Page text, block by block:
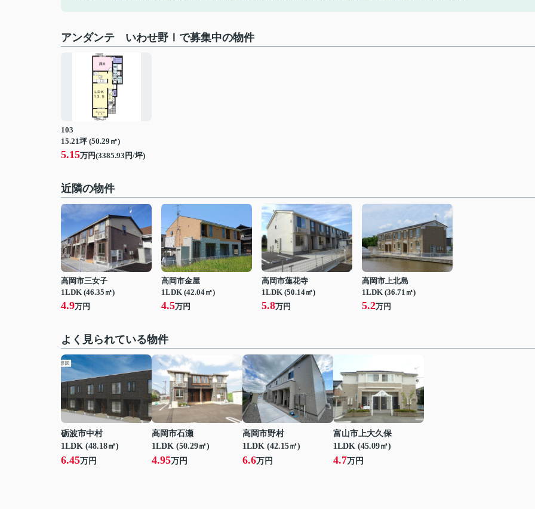
アンダンテ いわせ野Ⅰで募集中の物件
103
15.21坪 (50.29㎡)
5.15万円(3385.93円/坪)
近隣の物件
高岡市三女子
1LDK (46.35㎡)
4.9万円
高岡市金屋
1LDK (42.04㎡)
4.5万円
高岡市蓮花寺
1LDK (50.14㎡)
5.8万円
高岡市上北島
1LDK (36.71㎡)
5.2万円
よく見られている物件
砺波市中村
1LDK (48.18㎡)
6.45万円
高岡市石瀬
1LDK (50.29㎡)
4.95万円
高岡市野村
1LDK (42.15㎡)
6.6万円
富山市上大久保
1LDK (45.09㎡)
4.7万円